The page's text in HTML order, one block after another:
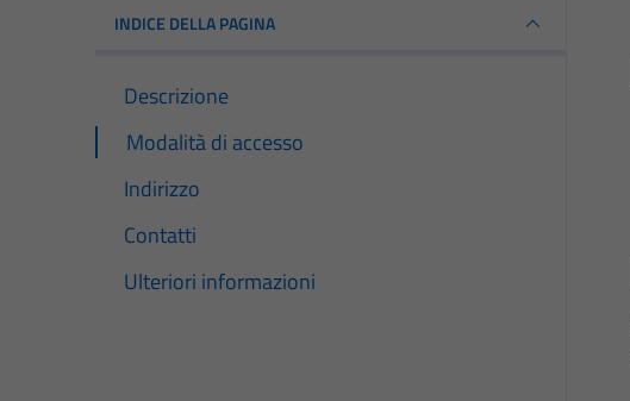
INDICE DELLA PAGINA
Descrizione
Modalità di accesso
Indirizzo
Contatti
Ulteriori informazioni